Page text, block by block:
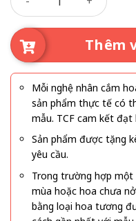
Thêm
Mỗi nghệ nhân cắm
sản phẩm thực tế có
mẫu. TCF cam kết đạt
Sản phẩm được tặng
yêu cầu.
Trong trường hợp một
mùa hoặc hoa chưa
bằng loại hoa tương